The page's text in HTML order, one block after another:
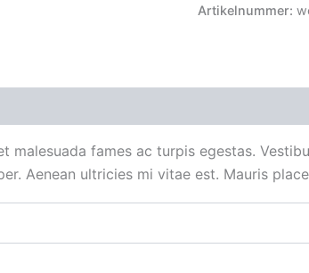
Artikelnummer:
malesuada fames ac turpis egestas.
Aenean ultricies mi vitae est. Mauris